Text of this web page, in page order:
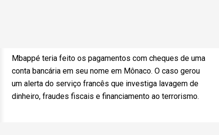
Mbappé teria feito os pagamentos com cheques de uma
conta bancária em seu nome em Mônaco. O caso gerou
um alerta do serviço francês que investiga lavagem de
dinheiro, fraudes fiscais e financiamento ao terrorismo.